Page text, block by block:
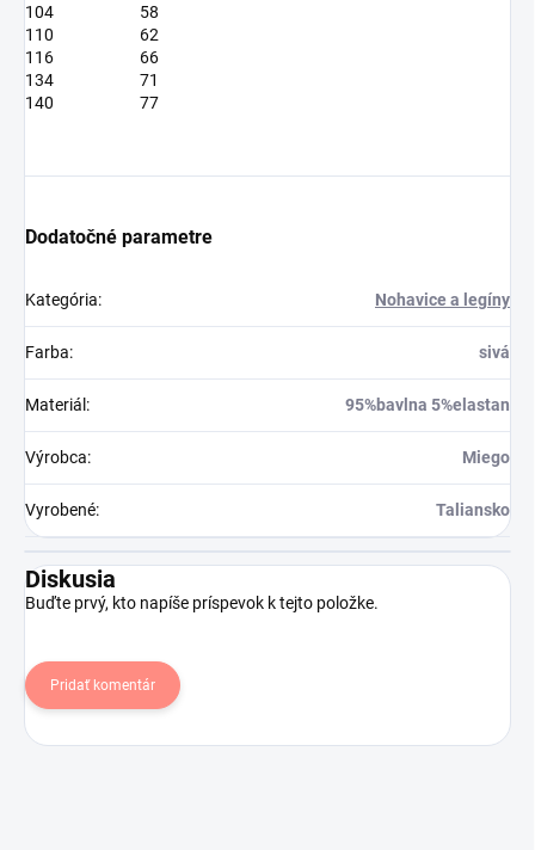
104
58
110
62
116
66
134
71
140
77
Dodatočné parametre
Kategória: Nohavice a legíny
Farba: sivá
Materiál : 95%bavlna 5%elastan
Výrobca: Miego
Vyrobené: Taliansko
Diskusia
Buďte prvý, kto napíše príspevok k tejto položke.
Pridať komentár